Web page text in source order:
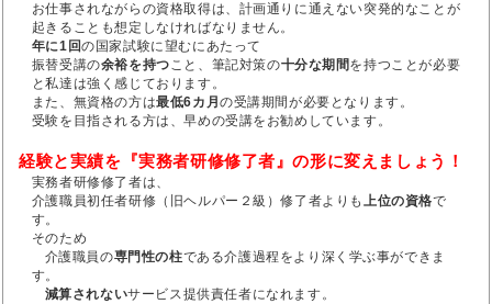
お仕事されながらの資格取得は、計画通りに通えない突発的なことが
起きることも想定しなければなりません。
年に1回の国家試験に望むにあたって
振替受講の余裕を持つこと、筆記対策の十分な期間を持つことが必要
と私達は強く感じております。
また、無資格の方は最低6カ月の受講期間が必要となります。
受験を目指される方は、早めの受講をお勧めしています。
経験と実績を『実務者研修修了者』の形に変えましょう！
実務者研修修了者は、
介護職員初任者研修（旧ヘルパー２級）修了者よりも上位の資格で
す。
そのため
介護職員の専門性の柱である介護過程をより深く学ぶ事ができま
す。
減算されないサービス提供責任者になれます。